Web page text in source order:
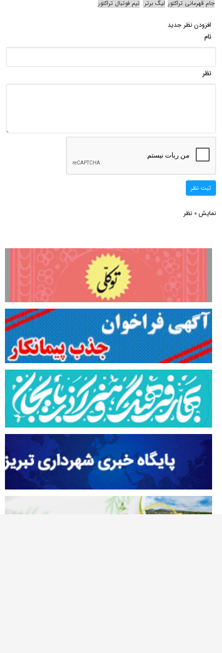
جام قهرمانی تراکتور لیگ برتر تیم فوتبال تراکتور
افزودن نظر جدید
نام
نظر
ثبت نظر
نمایش 0 نظر